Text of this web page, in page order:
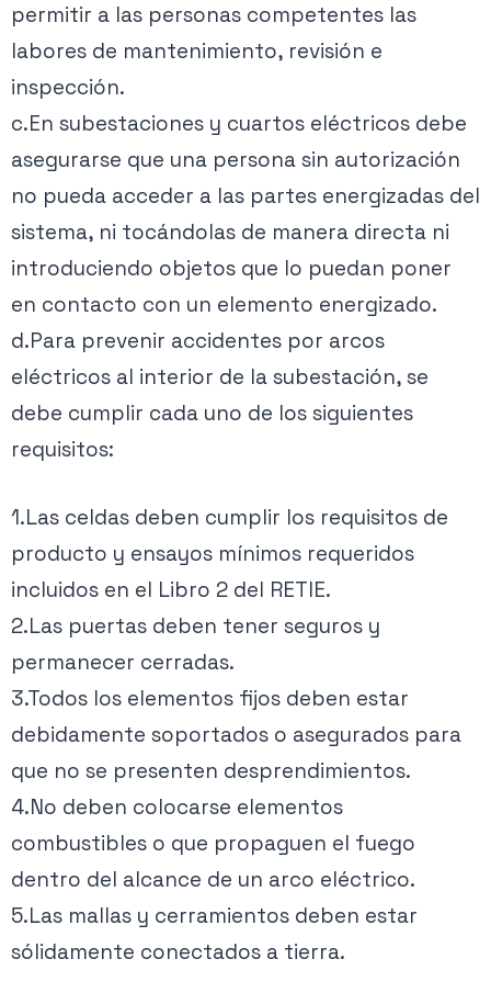
permitir a las personas competentes las
labores de mantenimiento, revisión e
inspección.
c.En subestaciones y cuartos eléctricos debe
asegurarse que una persona sin autorización
no pueda acceder a las partes energizadas del
sistema, ni tocándolas de manera directa ni
introduciendo objetos que lo puedan poner
en contacto con un elemento energizado.
d.Para prevenir accidentes por arcos
eléctricos al interior de la subestación, se
debe cumplir cada uno de los siguientes
requisitos:
1.Las celdas deben cumplir los requisitos de
producto y ensayos mínimos requeridos
incluidos en el Libro 2 del RETIE.
2.Las puertas deben tener seguros y
permanecer cerradas.
3.Todos los elementos fijos deben estar
debidamente soportados o asegurados para
que no se presenten desprendimientos.
4.No deben colocarse elementos
combustibles o que propaguen el fuego
dentro del alcance de un arco eléctrico.
5.Las mallas y cerramientos deben estar
sólidamente conectados a tierra.